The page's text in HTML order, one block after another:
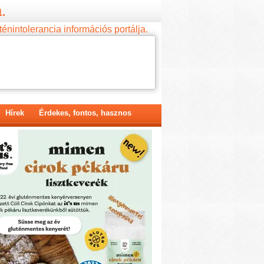
információs portálja.
Hírek Érdekes, fontos, hasznos